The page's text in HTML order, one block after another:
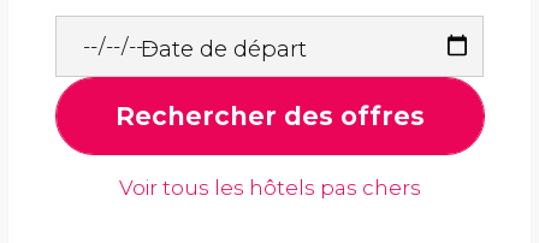
Date de départ
Rechercher des offres
Voir tous les hôtels pas chers